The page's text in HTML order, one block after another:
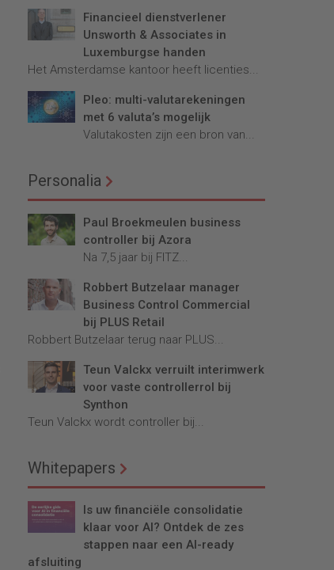
Financieel dienstverlener
Unsworth & Associates in
Luxemburgse handen
Het Amsterdamse kantoor heeft licenties...
Pleo: multi-valutarekeningen
met 6 valuta’s mogelijk
Valutakosten zijn een bron van...
Personalia
Paul Broekmeulen business
controller bij Azora
Na 7,5 jaar bij FITZ...
Robbert Butzelaar manager
Business Control Commercial
bij PLUS Retail
Robbert Butzelaar terug naar PLUS...
Teun Valckx verruilt interimwerk
voor vaste controllerrol bij
Synthon
Teun Valckx wordt controller bij...
Whitepapers
Is uw financiële consolidatie
klaar voor AI? Ontdek de zes
stappen naar een AI-ready
afsluiting